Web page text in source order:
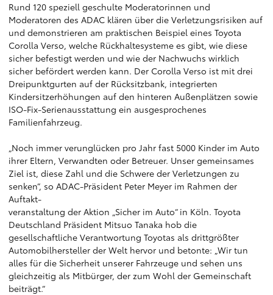
Rund 120 speziell geschulte Moderatorinnen und
Moderatoren des ADAC klären über die Verletzungsrisiken auf
und demonstrieren am praktischen Beispiel eines Toyota
Corolla Verso, welche Rückhaltesysteme es gibt, wie diese
sicher befestigt werden und wie der Nachwuchs wirklich
sicher befördert werden kann. Der Corolla Verso ist mit drei
Dreipunktgurten auf der Rücksitzbank, integrierten
Kindersitzerhöhungen auf den hinteren Außenplätzen sowie
ISO-Fix-Serienausstattung ein ausgesprochenes
Familienfahrzeug.
„Noch immer verunglücken pro Jahr fast 5000 Kinder im Auto
ihrer Eltern, Verwandten oder Betreuer. Unser gemeinsames
Ziel ist, diese Zahl und die Schwere der Verletzungen zu
senken“, so ADAC-Präsident Peter Meyer im Rahmen der
Auftakt-
veranstaltung der Aktion „Sicher im Auto“ in Köln. Toyota
Deutschland Präsident Mitsuo Tanaka hob die
gesellschaftliche Verantwortung Toyotas als drittgrößter
Automobilhersteller der Welt hervor und betonte: „Wir tun
alles für die Sicherheit unserer Fahrzeuge und sehen uns
gleichzeitig als Mitbürger, der zum Wohl der Gemeinschaft
beiträgt.“